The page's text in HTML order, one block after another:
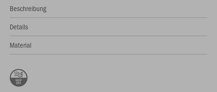
Beschreibung
Details
Material